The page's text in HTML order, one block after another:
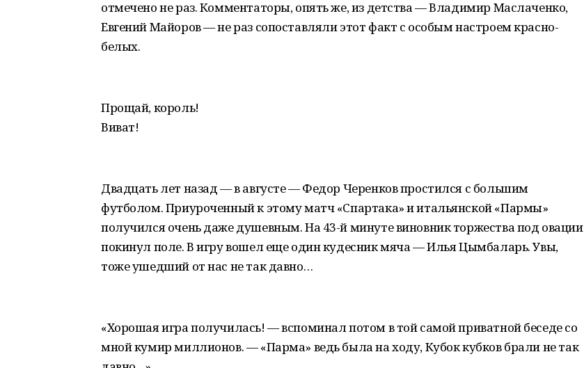
отмечено не раз. Комментаторы, опять же, из детства — Владимир Маслаченко,
Евгений Майоров — не раз сопоставляли этот факт с особым настроем красно-
белых.
Прощай, король!
Виват!
Двадцать лет назад — в августе — Федор Черенков простился с большим
футболом. Приуроченный к этому матч «Спартака» и итальянской «Пармы»
получился очень даже душевным. На 43-й минуте виновник торжества под овации
покинул поле. В игру вошел еще один кудесник мяча — Илья Цымбаларь. Увы,
тоже ушедший от нас не так давно…
«Хорошая игра получилась! — вспоминал потом в той самой приватной беседе со
мной кумир миллионов. — «Парма» ведь была на ходу, Кубок кубков брали не так